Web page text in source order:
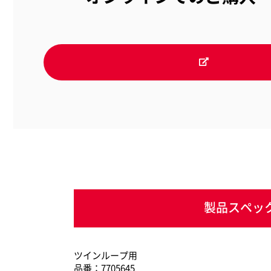
製品スペッ
ツインループ用
品番：7705645